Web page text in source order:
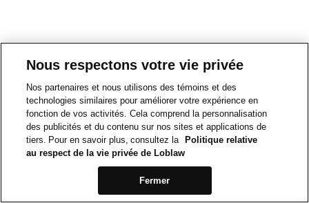
Nous respectons votre vie privée
Nos partenaires et nous utilisons des témoins et des
technologies similaires pour améliorer votre expérience en
fonction de vos activités. Cela comprend la personnalisation
des publicités et du contenu sur nos sites et applications de
tiers. Pour en savoir plus, consultez la
Politique relative
au respect de la vie privée de Loblaw
Fermer